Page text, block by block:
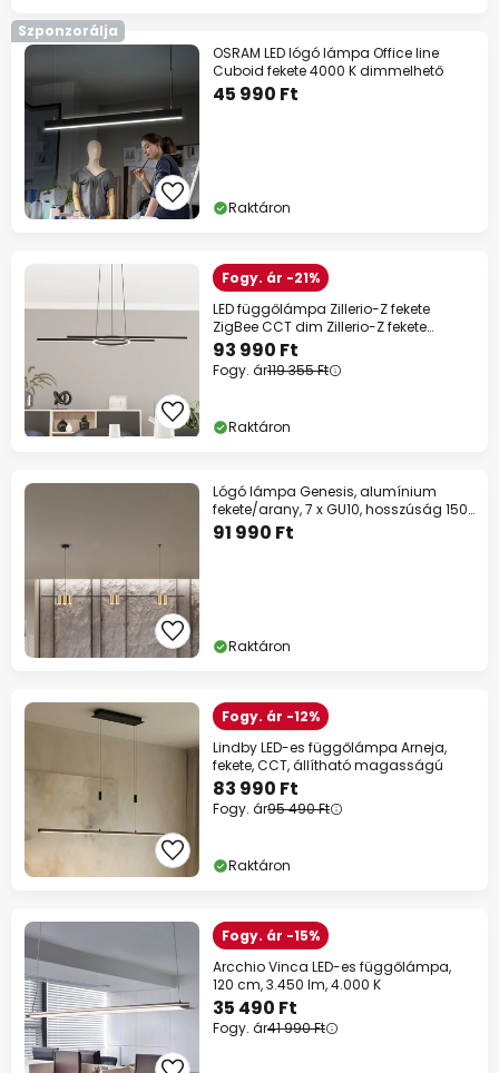
Szponzorálja
OSRAM LED lógó lámpa Office line
Cuboid fekete 4000 K dimmelhető
45 990 Ft
Raktáron
Fogy. ár -21%
LED függőlámpa Zillerio-Z fekete
ZigBee CCT dim Zillerio-Z fekete
ZigBee
93 990 Ft
Fogy. ár119 355 Ft
Raktáron
Lógó lámpa Genesis, alumínium
fekete/arany, 7 x GU10, hosszúság 150
cm
91 990 Ft
Raktáron
Fogy. ár -12%
Lindby LED-es függőlámpa Arneja,
fekete, CCT, állítható magasságú
83 990 Ft
Fogy. ár95 490 Ft
Raktáron
Fogy. ár -15%
Arcchio Vinca LED-es függőlámpa,
120 cm, 3.450 lm, 4.000 K
35 490 Ft
Fogy. ár41 990 Ft